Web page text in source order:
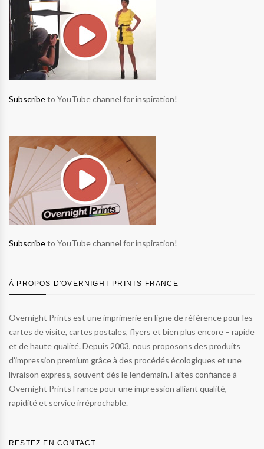
Subscribeto YouTube channel for inspiration!
Subscribeto YouTube channel for inspiration!
À PROPOS D'OVERNIGHT PRINTS FRANCE
Overnight Prints est une imprimerie en ligne de référence pour les
cartes de visite, cartes postales, flyers et bien plus encore – rapide
et de haute qualité. Depuis 2003, nous proposons des produits
d’impression premium grâce à des procédés écologiques et une
livraison express, souvent dès le lendemain. Faites confiance à
Overnight Prints France pour une impression alliant qualité,
rapidité et service irréprochable.
RESTEZ EN CONTACT